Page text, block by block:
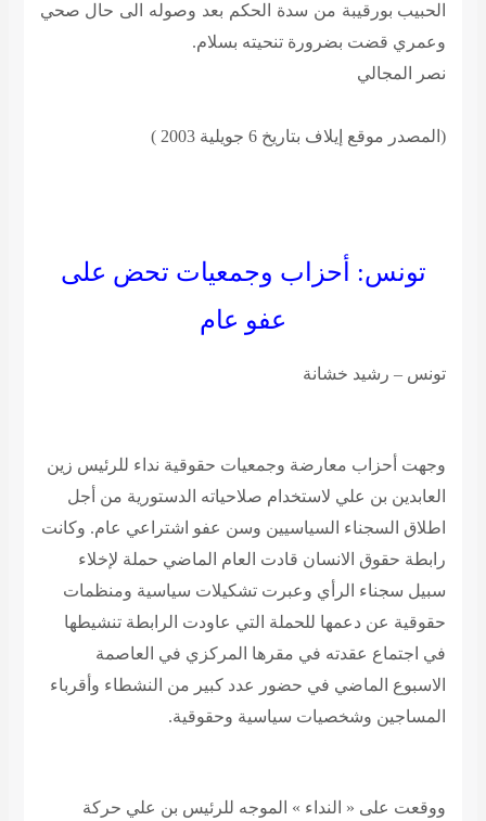
الحبيب بورقيبة من سدة الحكم بعد وصوله الى حال صحي
وعمري قضت بضرورة تنحيته بسلام.
نصر المجالي
(المصدر موقع إيلاف بتاريخ 6 جويلية 2003 )
تونس: أحزاب وجمعيات تحض على
عفو عام
تونس – رشيد خشانة
وجهت أحزاب معارضة وجمعيات حقوقية نداء للرئيس زين
العابدين بن علي لاستخدام صلاحياته الدستورية من أجل
اطلاق السجناء السياسيين وسن عفو اشتراعي عام. وكانت
رابطة حقوق الانسان قادت العام الماضي حملة لإخلاء
سبيل سجناء الرأي وعبرت تشكيلات سياسية ومنظمات
حقوقية عن دعمها للحملة التي عاودت الرابطة تنشيطها
في اجتماع عقدته في مقرها المركزي في العاصمة
الاسبوع الماضي في حضور عدد كبير من النشطاء وأقرباء
المساجين وشخصيات سياسية وحقوقية.
ووقعت على « النداء » الموجه للرئيس بن علي حركة